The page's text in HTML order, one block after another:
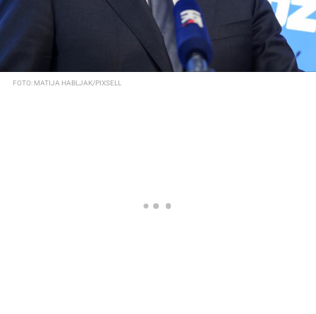
FOTO: MATIJA HABLJAK/PIXSELL